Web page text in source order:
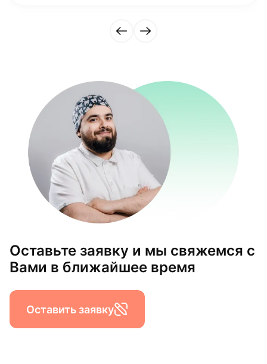
Оставьте заявку и мы свяжемся с
Вами в ближайшее время
Оставить заявку